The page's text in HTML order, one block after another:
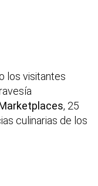
los visitantes
, 25
culinarias de los